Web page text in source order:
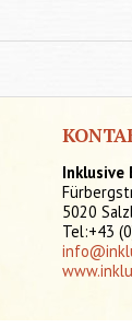
Inklusive
5020
Tel:+43